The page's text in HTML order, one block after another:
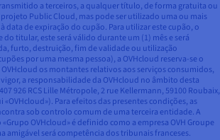
a terceiros, a qualquer título, de forma gratuita ou
Public Cloud, mas pode ser utilizado uma ou mais
de expiração do cupão. Para utilizar este cupão, o
titular, este será válido durante um (1) mês e será
furto, destruição, fim de validade ou utilização
por uma mesma pessoa), a OVHcloud reserva-se o
os montantes relativos aos serviços consumidos,
a responsabilidade da OVHcloud no âmbito desta
926 RCS Lille Métropole, 2 rue Kellermann, 59100 Roubaix,
Para efeitos das presentes condições, as
sob controlo comum de uma terceira entidade. A
OVHcloud» é definido como a empresa OVH Groupe
amigável será competência dos tribunais franceses.